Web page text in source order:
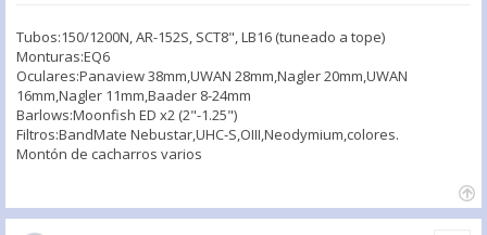
Tubos:150/1200N, AR-152S, SCT8", LB16 (tuneado a tope)
Monturas:EQ6
Oculares:Panaview 38mm,UWAN 28mm,Nagler 20mm,UWAN
16mm,Nagler 11mm,Baader 8-24mm
Barlows:Moonfish ED x2 (2"-1.25")
Filtros:BandMate Nebustar,UHC-S,OIII,Neodymium,colores.
Montón de cacharros varios